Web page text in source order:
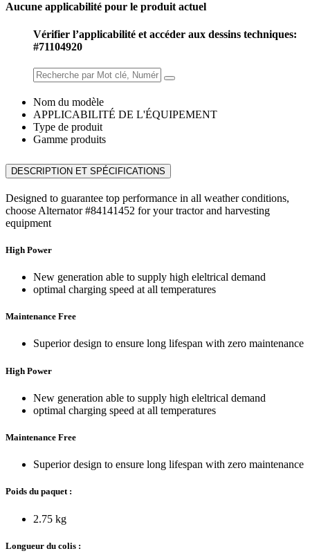
Aucune applicabilité pour le produit actuel
Vérifier l’applicabilité et accéder aux dessins techniques:
#71104920
Nom du modèle
APPLICABILITÉ DE L'ÉQUIPEMENT
Type de produit
Gamme produits
DESCRIPTION ET SPÉCIFICATIONS
Designed to guarantee top performance in all weather conditions,
choose Alternator #84141452 for your tractor and harvesting
equipment
High Power
New generation able to supply high eleltrical demand
optimal charging speed at all temperatures
Maintenance Free
Superior design to ensure long lifespan with zero maintenance
High Power
New generation able to supply high eleltrical demand
optimal charging speed at all temperatures
Maintenance Free
Superior design to ensure long lifespan with zero maintenance
Poids du paquet :
2.75 kg
Longueur du colis :